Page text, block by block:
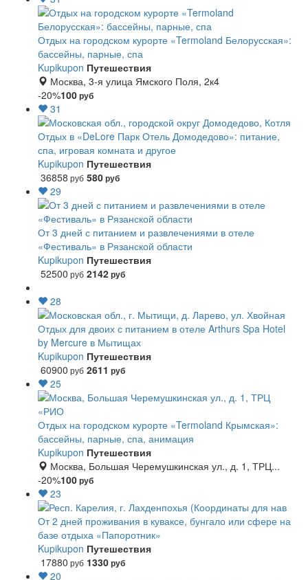
Отдых на городском курорте «Termoland Белорусская»:
бассейны, парные, спа
Kupikupon Путешествия
Москва, 3-я улица Ямского Поля, 2к4
-20%100руб
31
Отдых в «DeLore Парк Отель Домодедово»: питание,
спа, игровая комната и другое
Kupikupon Путешествия
36858 руб 580руб
29
От 3 дней с питанием и развлечениями в отеле
«Фестиваль» в Рязанской области
Kupikupon Путешествия
52500 руб 2142руб
28
Отдых для двоих с питанием в отеле Arthurs Spa Hotel
by Mercure в Мытищах
Kupikupon Путешествия
60900 руб 2611 руб
25
Отдых на городском курорте «Termoland Крымская»:
бассейны, парные, спа, анимация
Kupikupon Путешествия
Москва, Большая Черемушкинская ул., д. 1, ТРЦ...
-20%100руб
23
От 2 дней проживания в куваксе, бунгало или сфере на
базе отдыха «Папоротник»
Kupikupon Путешествия
17880 руб 1330руб
20